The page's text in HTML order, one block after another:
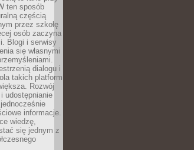
ten sposób
częścią
przez szkołę
osób zaczyna
Blogi i serwisy
się własnymi
dialogu i
takich platform
Rozwój
udostępnianie
informacje.
wiedzę,
się jednym z